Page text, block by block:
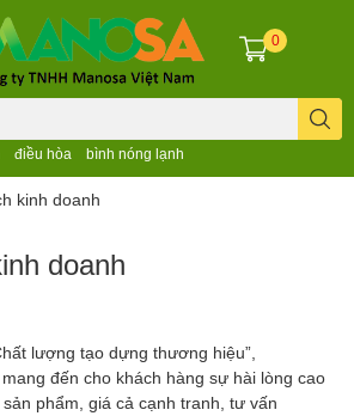
điều hòa bình nóng lạnh
0
kinh doanh
doanh
lượng tạo dựng thương hiệu”,
đến cho khách hàng sự hài lòng cao
phẩm, giá cả cạnh tranh, tư vấn